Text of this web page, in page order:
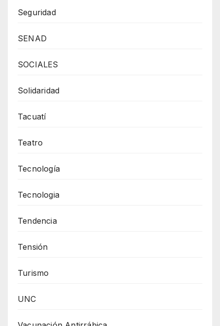
Seguridad
SENAD
SOCIALES
Solidaridad
Tacuatí
Teatro
Tecnología
Tecnologia
Tendencia
Tensión
Turismo
UNC